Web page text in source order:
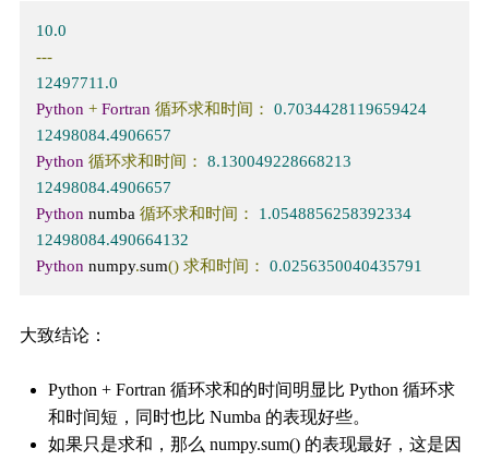
10.0
---
12497711.0
Python + Fortran 循环求和时间：
0.7034428119659424
12498084.4906657
Python 循环求和时间：
8.130049228668213
12498084.4906657
Python numba 循环求和时间：
1.0548856258392334
12498084.490664132
Python numpy.sum() 求和时间： 0.0256350040435791
大致结论：
Python + Fortran 循环求和的时间明显比 Python 循环求
和时间短，同时也比 Numba 的表现好些。
如果只是求和，那么 numpy.sum() 的表现最好，这是因